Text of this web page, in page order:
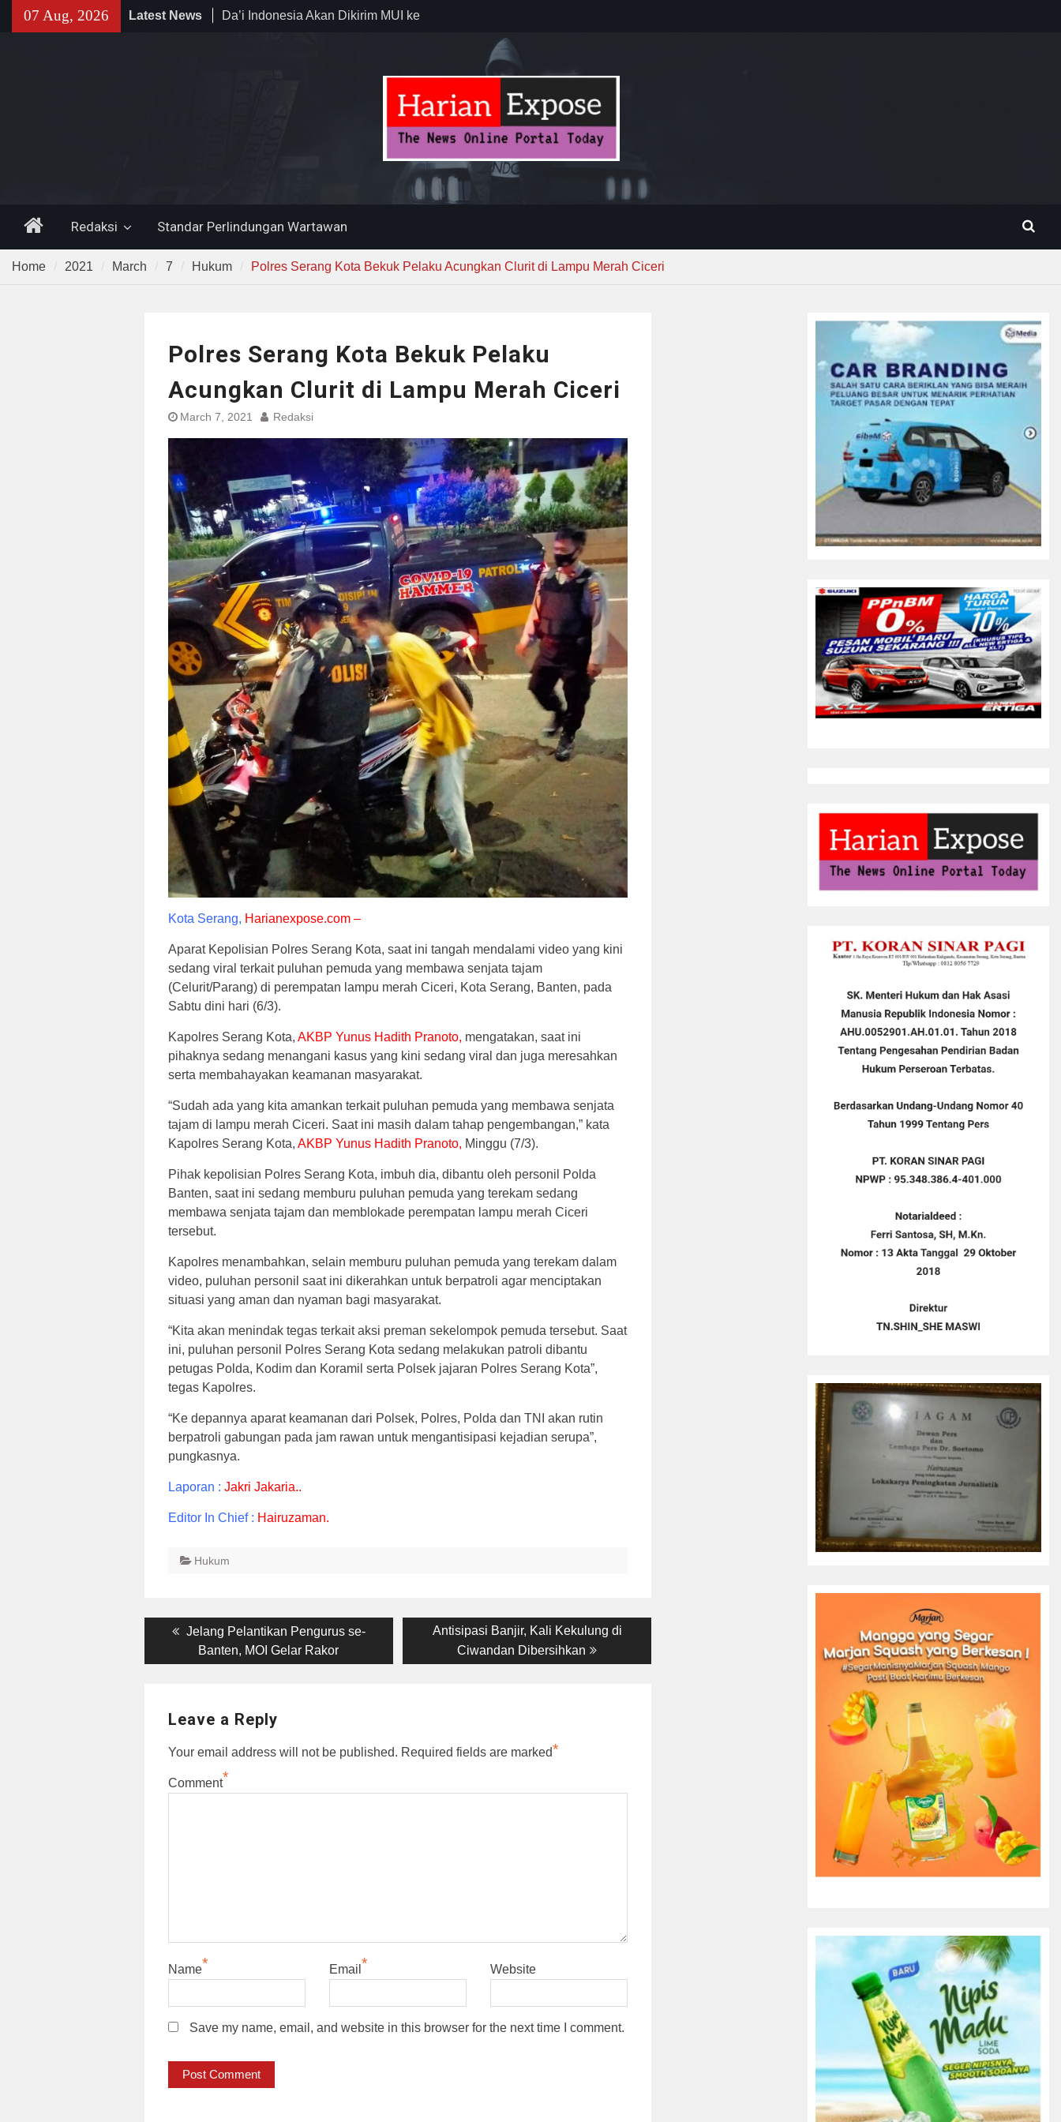
07 Aug, 2026 Latest News
Al-Azhar dan Madinah Lewat
di Pamarayan, Polisi Apresiasi
Kedewasaan Bobotoh dan Jack
Pemprov Banten Dukung Gerakan
HomeRedaksi Standar Perlindungan Wartawan
Home 2021 March 7 Hukum Polres Serang Kota Bekuk Pelaku Acungkan Clurit di Lampu Merah Ciceri
Polres Serang Kota Bekuk Pelaku
Acungkan Clurit di Lampu Merah Ciceri
March 7, 2021 Redaksi
Kota Serang, Harianexpose.com –
Aparat Kepolisian Polres Serang Kota, saat ini tangah mendalami video yang kini
sedang viral terkait puluhan pemuda yang membawa senjata tajam
(Celurit/Parang) di perempatan lampu merah Ciceri, Kota Serang, Banten, pada
Sabtu dini hari (6/3).
Kapolres Serang Kota, AKBP Yunus Hadith Pranoto, mengatakan, saat ini
pihaknya sedang menangani kasus yang kini sedang viral dan juga meresahkan
serta membahayakan keamanan masyarakat.
“Sudah ada yang kita amankan terkait puluhan pemuda yang membawa senjata
tajam di lampu merah Ciceri. Saat ini masih dalam tahap pengembangan,” kata
Kapolres Serang Kota, AKBP Yunus Hadith Pranoto, Minggu (7/3).
Pihak kepolisian Polres Serang Kota, imbuh dia, dibantu oleh personil Polda
Banten, saat ini sedang memburu puluhan pemuda yang terekam sedang
membawa senjata tajam dan memblokade perempatan lampu merah Ciceri
tersebut.
Kapolres menambahkan, selain memburu puluhan pemuda yang terekam dalam
video, puluhan personil saat ini dikerahkan untuk berpatroli agar menciptakan
situasi yang aman dan nyaman bagi masyarakat.
“Kita akan menindak tegas terkait aksi preman sekelompok pemuda tersebut. Saat
ini, puluhan personil Polres Serang Kota sedang melakukan patroli dibantu
petugas Polda, Kodim dan Koramil serta Polsek jajaran Polres Serang Kota”,
tegas Kapolres.
“Ke depannya aparat keamanan dari Polsek, Polres, Polda dan TNI akan rutin
berpatroli gabungan pada jam rawan untuk mengantisipasi kejadian serupa”,
pungkasnya.
Laporan : Jakri Jakaria..
Editor In Chief : Hairuzaman.
Hukum
Post
navigation
Previous
post:
Jelang Pelantikan Pengurus se-
Banten, MOI Gelar Rakor
Next
post:
Antisipasi Banjir, Kali Kekulung di
Ciwandan Dibersihkan
Leave a Reply
Your email address will not be published. Required fields are marked*
Comment*
Name* Email * Website
Save my name, email, and website in this browser for the next time I comment.